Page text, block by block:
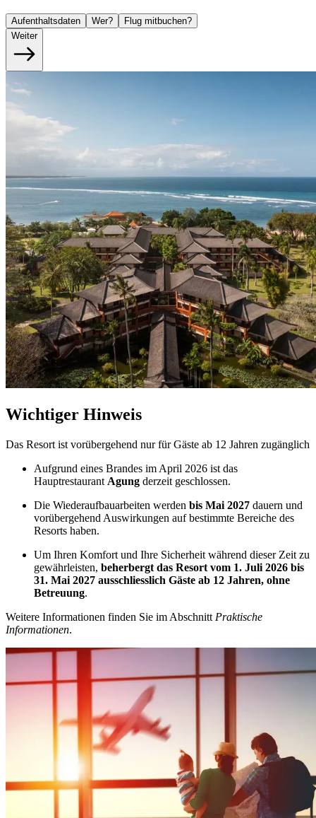
Aufenthaltsdaten Wer?
Flug mitbuchen?
Weiter
Wichtiger Hinweis
Das Resort ist vorübergehend nur für Gäste ab 12 Jahren zugänglich
Aufgrund eines Brandes im April 2026 ist das
Hauptrestaurant Agung derzeit geschlossen.
Die Wiederaufbauarbeiten werden bis Mai 2027 dauern und
vorübergehend Auswirkungen auf bestimmte Bereiche des
Resorts haben.
Um Ihren Komfort und Ihre Sicherheit während dieser Zeit zu
gewährleisten, beherbergt das Resort vom 1. Juli 2026 bis
31. Mai 2027 ausschliesslich Gäste ab 12 Jahren, ohne
Betreuung.
Weitere Informationen finden Sie im Abschnitt Praktische
Informationen.